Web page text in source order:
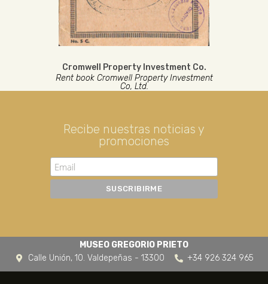
Cromwell Property Investment Co.
Rent book Cromwell Property Investment
Co, Ltd.
Recibe nuestras noticias y
promociones
MUSEO GREGORIO PRIETO
Calle Unión, 10. Valdepeñas - 13300
+34 926 324 965